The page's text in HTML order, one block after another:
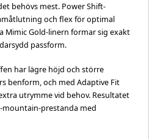
behövs mest. Power Shift-
och flex för optimal
Mimic Gold-linern formar sig exakt
passform.
har lägre höjd och större
benform, och med Adaptive Fit
utrymme vid behov. Resultatet
mountain-prestanda med